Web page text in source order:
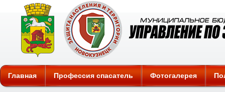
Защита
Главная Профессия спасатель Фотогалерея